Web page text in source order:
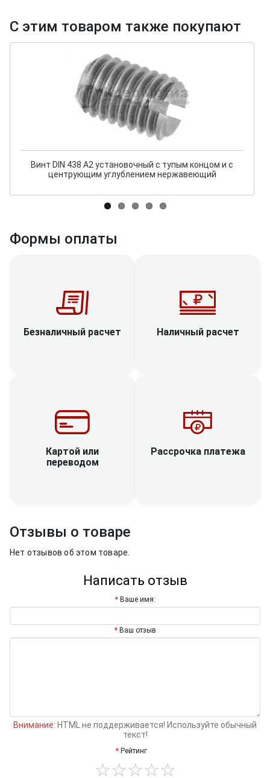
С этим товаром также покупают
Винт DIN 438 А2 установочный с тупым концом и с
центрующим углублением нержавеющий
Формы оплаты
Безналичный расчет Наличный расчет
Картой или
переводом
Рассрочка платежа
Отзывы о товаре
Нет отзывов об этом товаре.
Написать отзыв
Ваше имя:
Ваш отзыв
Внимание: HTML не поддерживается! Используйте обычный
текст!
Рейтинг